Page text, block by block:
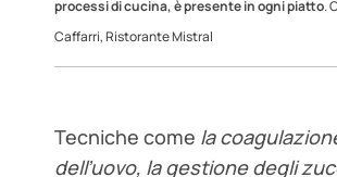
processi di cucina, è presente in ogni piatto.
Caffarri, Ristorante Mistral
Tecniche come la
dell’uovo, la gestione degli